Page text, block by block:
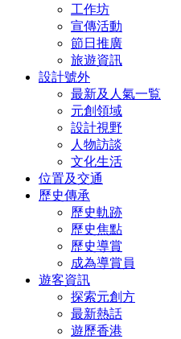
工作坊
宣傳活動
節日推廣
旅遊資訊
設計號外
最新及人氣一覧
元創領域
設計視野
人物訪談
文化生活
位置及交通
歷史傳承
歷史軌跡
歷史焦點
歷史導賞
成為導賞員
遊客資訊
探索元創方
最新熱話
遊歷香港